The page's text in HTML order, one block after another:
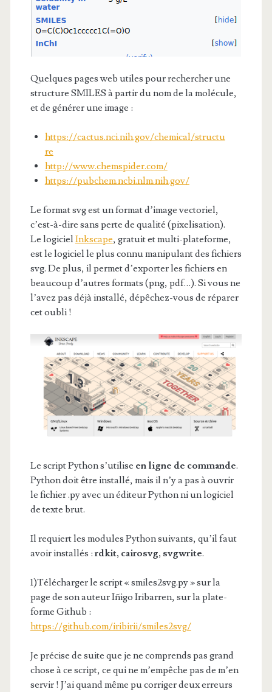
Quelques pages web utiles pour rechercher une
structure SMILES à partir du nom de la molécule,
et de générer une image :
https://cactus.nci.nih.gov/chemical/structu
re
http://www.chemspider.com/
https://pubchem.ncbi.nlm.nih.gov/
Le format svg est un format d’image vectoriel,
c’est-à-dire sans perte de qualité (pixelisation).
Le logiciel Inkscape, gratuit et multi-plateforme,
est le logiciel le plus connu manipulant des fichiers
svg. De plus, il permet d’exporter les fichiers en
beaucoup d’autres formats (png, pdf…). Si vous ne
l’avez pas déjà installé, dépêchez-vous de réparer
cet oubli !
Le script Python s’utilise en ligne de commande.
Python doit être installé, mais il n’y a pas à ouvrir
le fichier .py avec un éditeur Python ni un logiciel
de texte brut.
Il requiert les modules Python suivants, qu’il faut
avoir installés : rdkit, cairosvg, svgwrite.
1)Télécharger le script « smiles2svg.py » sur la
page de son auteur Iñigo Iribarren, sur la plate-
forme Github :
https://github.com/iribirii/smiles2svg/
Je précise de suite que je ne comprends pas grand
chose à ce script, ce qui ne m’empêche pas de m’en
servir ! J’ai quand même pu corriger deux erreurs